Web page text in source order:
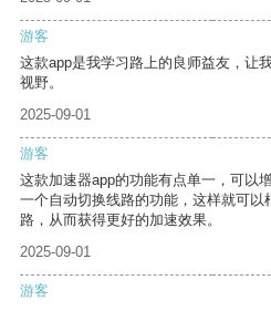
游客
这款app是我学习路上的良师益友，让
视野。
2025-09-01
游客
这款加速器app的功能有点单一，可以
一个自动切换线路的功能，这样就可
路，从而获得更好的加速效果。
2025-09-01
游客